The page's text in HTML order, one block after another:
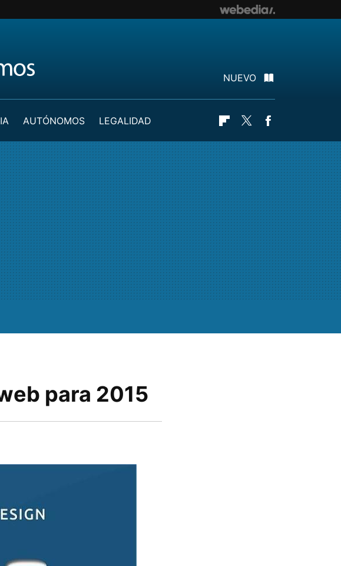
NUEVO
AUTÓNOMOS
LEGALIDAD
Flipboard
Twitter
para 2015